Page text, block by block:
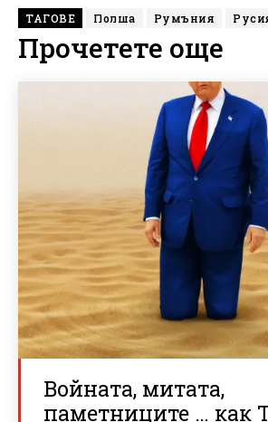
ТАГОВЕ Полша Румъния
Прочетете още
Войната, митата,
паметниците … как